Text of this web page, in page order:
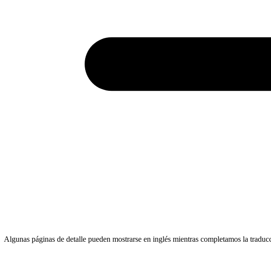
Algunas páginas de detalle pueden mostrarse en inglés mientras completamos la